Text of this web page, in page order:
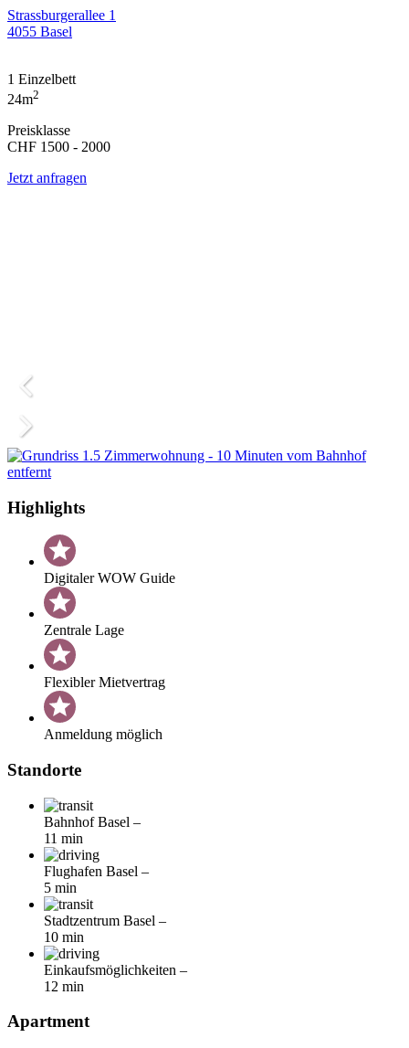
Strassburgerallee 1
4055 Basel
1 Einzelbett
24m2
Preisklasse
CHF 1500 - 2000
Jetzt anfragen
Highlights
Digitaler WOW Guide
Zentrale Lage
Flexibler Mietvertrag
Anmeldung möglich
Standorte
Bahnhof Basel –
11 min
Flughafen Basel –
5 min
Stadtzentrum Basel –
10 min
Einkaufsmöglichkeiten –
12 min
Apartment